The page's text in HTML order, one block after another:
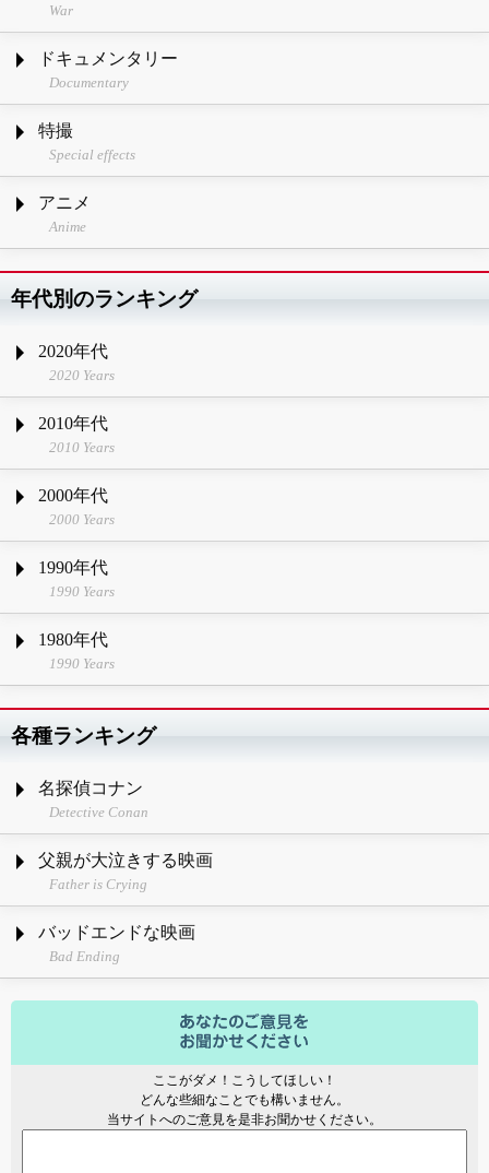
War
ドキュメンタリー
Documentary
特撮
Special effects
アニメ
Anime
年代別のランキング
2020年代
2020 Years
2010年代
2010 Years
2000年代
2000 Years
1990年代
1990 Years
1980年代
1990 Years
各種ランキング
名探偵コナン
Detective Conan
父親が大泣きする映画
Father is Crying
バッドエンドな映画
Bad Ending
ここがダメ！こうしてほしい！
どんな些細なことでも構いません。
当サイトへのご意見を是非お聞かせください。